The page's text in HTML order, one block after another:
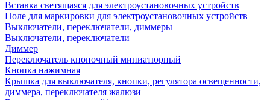
Вставка светящаяся для электроустановочных устройств
Поле для маркировки для электроустановочных устройств
Выключатели, переключатели, диммеры
Выключатели, переключатели
Диммер
Переключатель кнопочный миниатюрный
Кнопка нажимная
Крышка для выключателя, кнопки, регулятора освещенности,
диммера, переключателя жалюзи